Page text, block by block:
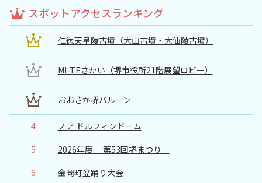
ようこそ堺へ！
地図から探す
スポット検索
観光案内所
観光パンフレット
堺おもてなしチケット
スポットアクセスランキング
仁徳天皇陵古墳（大山古墳・大仙陵古墳）
MI-TEさかい（堺市役所21階展望ロビー）
おおさか堺バルーン
4
ノア ドルフィンドーム
5
2026年度 第53回堺まつり
6
金岡町盆踊り大会